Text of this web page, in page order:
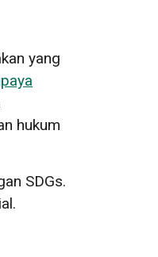
yang
hukum
SDGs.